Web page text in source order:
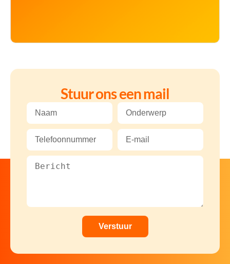
Stuur ons een mail